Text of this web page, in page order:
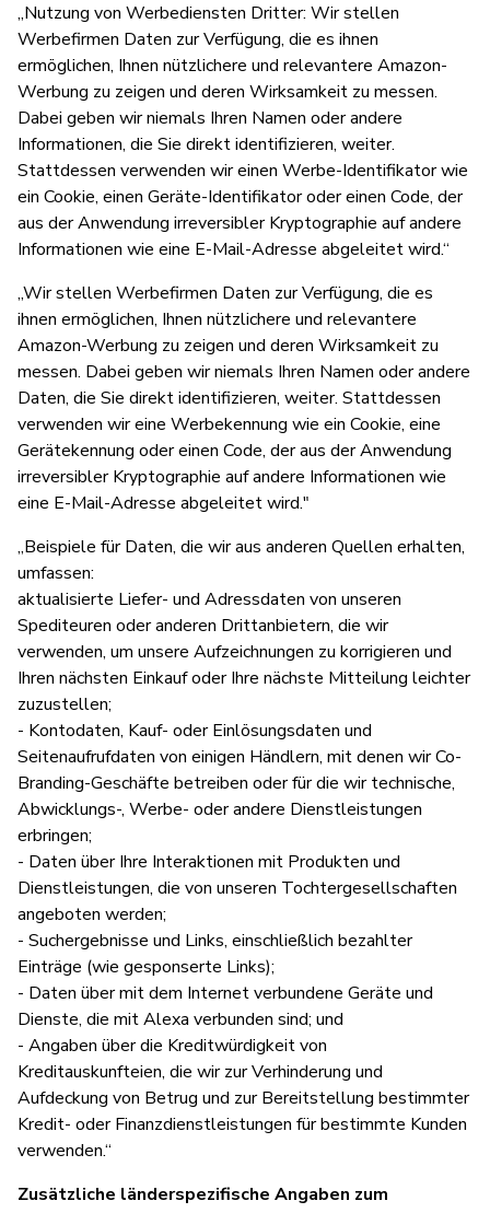
„Nutzung von Werbediensten Dritter: Wir stellen
Werbefirmen Daten zur Verfügung, die es ihnen
ermöglichen, Ihnen nützlichere und relevantere Amazon-
Werbung zu zeigen und deren Wirksamkeit zu messen.
Dabei geben wir niemals Ihren Namen oder andere
Informationen, die Sie direkt identifizieren, weiter.
Stattdessen verwenden wir einen Werbe-Identifikator wie
ein Cookie, einen Geräte-Identifikator oder einen Code, der
aus der Anwendung irreversibler Kryptographie auf andere
Informationen wie eine E-Mail-Adresse abgeleitet wird.“
„Wir stellen Werbefirmen Daten zur Verfügung, die es
ihnen ermöglichen, Ihnen nützlichere und relevantere
Amazon-Werbung zu zeigen und deren Wirksamkeit zu
messen. Dabei geben wir niemals Ihren Namen oder andere
Daten, die Sie direkt identifizieren, weiter. Stattdessen
verwenden wir eine Werbekennung wie ein Cookie, eine
Gerätekennung oder einen Code, der aus der Anwendung
irreversibler Kryptographie auf andere Informationen wie
eine E-Mail-Adresse abgeleitet wird."
„Beispiele für Daten, die wir aus anderen Quellen erhalten,
umfassen:
aktualisierte Liefer- und Adressdaten von unseren
Spediteuren oder anderen Drittanbietern, die wir
verwenden, um unsere Aufzeichnungen zu korrigieren und
Ihren nächsten Einkauf oder Ihre nächste Mitteilung leichter
zuzustellen;
- Kontodaten, Kauf- oder Einlösungsdaten und
Seitenaufrufdaten von einigen Händlern, mit denen wir Co-
Branding-Geschäfte betreiben oder für die wir technische,
Abwicklungs-, Werbe- oder andere Dienstleistungen
erbringen;
- Daten über Ihre Interaktionen mit Produkten und
Dienstleistungen, die von unseren Tochtergesellschaften
angeboten werden;
- Suchergebnisse und Links, einschließlich bezahlter
Einträge (wie gesponserte Links);
- Daten über mit dem Internet verbundene Geräte und
Dienste, die mit Alexa verbunden sind; und
- Angaben über die Kreditwürdigkeit von
Kreditauskunfteien, die wir zur Verhinderung und
Aufdeckung von Betrug und zur Bereitstellung bestimmter
Kredit- oder Finanzdienstleistungen für bestimmte Kunden
verwenden.“
Zusätzliche länderspezifische Angaben zum